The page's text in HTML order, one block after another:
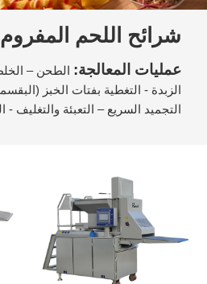
شرائح اللحم المفروم
عمليات المعالجة: الطحن –
الزبدة - التغطية بفتات الخبز
التجميد السريع – التعبئة والتغليف -